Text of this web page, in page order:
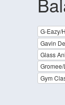
G-Eazy/
Gavin
Glass
Gym